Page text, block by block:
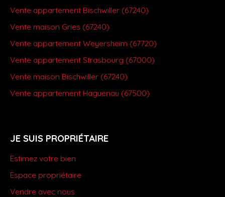
Vente appartement Bischwiller (67240)
Vente maison Gries (67240)
Vente appartement Weyersheim (67720)
Vente appartement Strasbourg (67000)
Vente maison Bischwiller (67240)
Vente appartement Haguenau (67500)
JE SUIS PROPRIÉTAIRE
Estimez votre bien
Espace propriétaire
Vendre avec nous